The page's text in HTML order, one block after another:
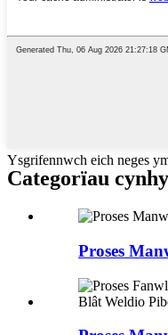
Ysgrifennwch eich neges
Categorïau
Proses